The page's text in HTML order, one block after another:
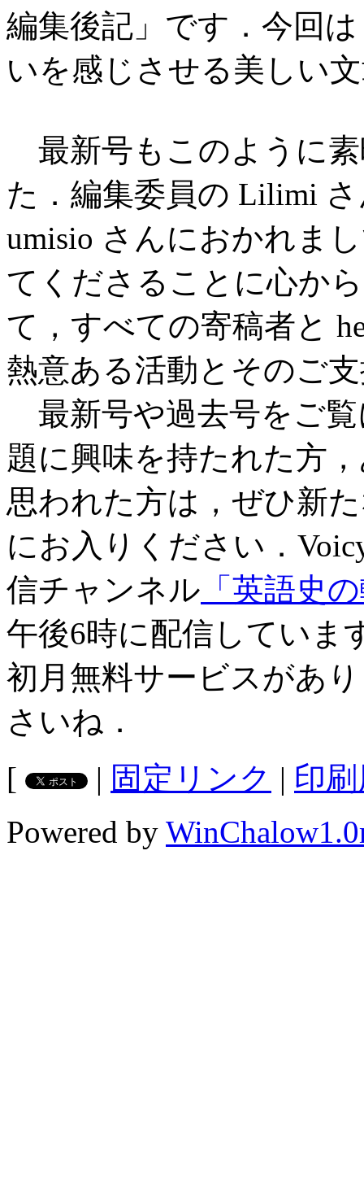
編集後記」です．今回
いを感じさせる美しい
最新号もこのように
た．編集委員の Lilimi さ
umisio さんにおかれま
てくださることに心か
て，すべての寄稿者と
熱意ある活動とそのご
最新号や過去号をご
題に興味を持たれた方
思われた方は，ぜひ新
にお入りください．
信チャンネル 「英語史
午後6時に配信していま
初月無料サービスがあ
さいね．
[
| 固定リンク | 印
Powered by